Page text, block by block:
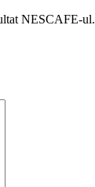
NESCAFE-ul.